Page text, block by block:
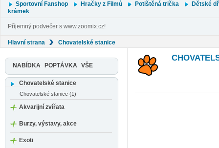
Sportovní Fanshop Hračky z Filmů Potištěná trička
Dětské
krámek
Příjemný podvečer s www.zoomix.cz!
Hlavní strana Chovatelské stanice
NABÍDKA POPTÁVKA VŠE
Chovatelské stanice
Chovatelské stanice (1)
Akvarijní zvířata
Burzy, výstavy, akce
Exoti